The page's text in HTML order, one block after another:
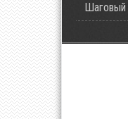
Шаговый